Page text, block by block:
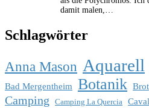
damit malen,…
Schlagwörter
Anna Mason Aquarell
Bad Mergentheim Botanik Brot
Camping Camping La Quercia